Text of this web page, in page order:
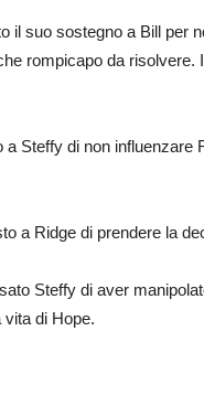
il suo sostegno a Bill per
rompicapo da
a Steffy di non influenzare
a Ridge di prendere la
Steffy di aver
vita di Hope.